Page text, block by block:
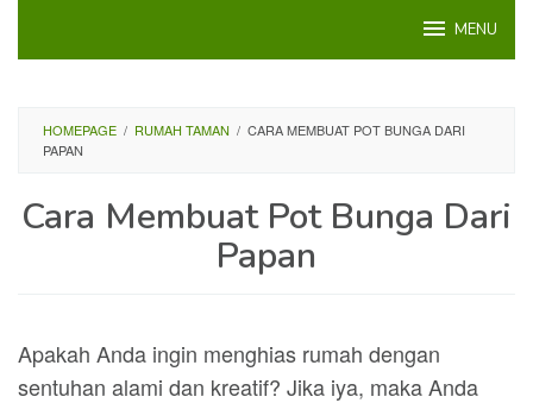
MENU
HOMEPAGE / RUMAH TAMAN / CARA MEMBUAT POT BUNGA DARI
PAPAN
Cara Membuat Pot Bunga Dari
Papan
Apakah Anda ingin menghias rumah dengan
sentuhan alami dan kreatif? Jika iya, maka Anda